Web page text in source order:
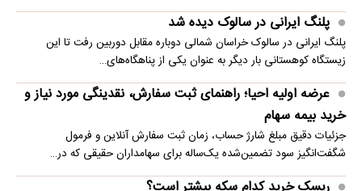
پلنگ ایرانی در سالوک دیده شد
پلنگ ایرانی در سالوک خراسان شمالی دوباره مقابل دوربین رفت تا این
زیستگاه کوهستانی بار دیگر به عنوان یکی از پناهگاه‌های…
عرضه اولیه احیا؛ راهنمای ثبت سفارش، نقدینگی مورد نیاز و
خرید بیمه سهام
جزئیات دقیق مبلغ شارژ حساب، زمان ثبت سفارش آنلاین و فرمول
شگفت‌انگیز سود تضمین‌شده یک‌ساله برای سهامداران حقیقی که در…